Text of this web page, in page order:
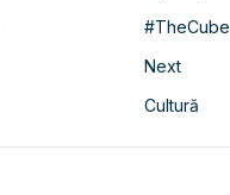
#TheCube
Next
Cultură